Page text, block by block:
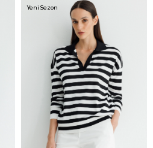
Yeni Sezon